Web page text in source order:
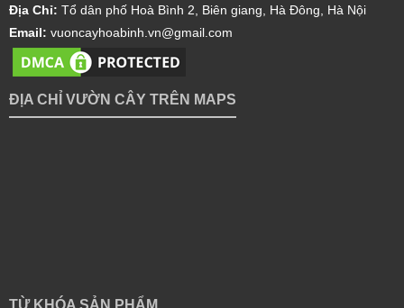
Địa Chỉ: Tổ dân phố Hoà Bình 2, Biên giang, Hà Đông, Hà Nội
Email: vuoncayhoabinh.vn@gmail.com
ĐỊA CHỈ VƯỜN CÂY TRÊN MAPS
TỪ KHÓA SẢN PHẨM